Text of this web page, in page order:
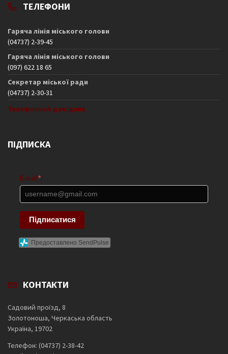
ТЕЛЕФОНИ
Гаряча лінія міського голови
(04737) 2-39-45
Гаряча лінія міського голови
(097) 622 18 65
Секретар міської ради
(04737) 2-30-31
Телефонний довідник
ПІДПИСКА
Email *
Підписатися
Предоставлено SendPulse
КОНТАКТИ
Садовий проїзд, 8
Золотоноша, Черкаська область
Україна, 19702
Телефон: (04737) 2-38-42